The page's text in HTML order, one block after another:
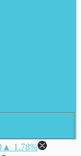
▲ 1.78%